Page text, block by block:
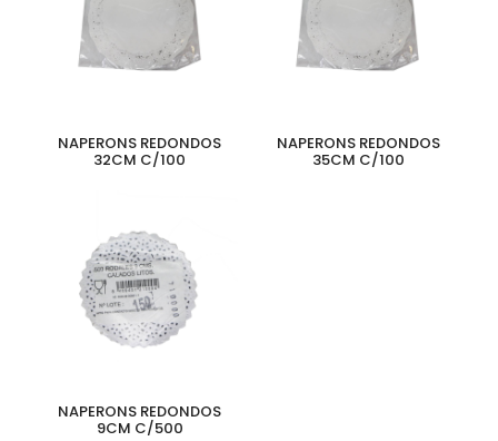
NAPERONS REDONDOS
32CM C/100
NAPERONS REDONDOS
35CM C/100
NAPERONS REDONDOS
9CM C/500